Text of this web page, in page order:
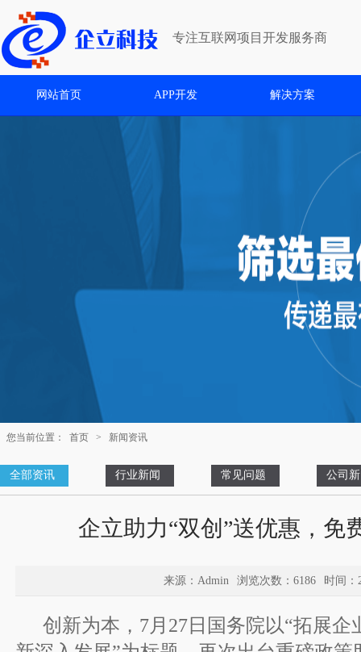
专注互联网项目开发服务商
网站首页 APP开发 解决方案
您当前位置： 首页 > 新闻资讯
全部资讯 行业新闻 常见问题 公司
企立助力“双创”送优惠，免
来源：Admin 浏览次数：6186 时间：
创新为本，7月27日国务院以“拓展